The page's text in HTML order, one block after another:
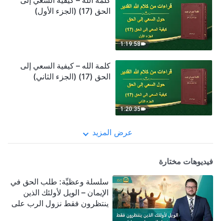
1:19:58
الحق (17) (الجزء الأول)
1:20:35
كلمة الله – كيفية السعي إلى
الحق (17) (الجزء الثاني)
عرض المزيد
فيديوهات مختارة
سلسلة وعظيِّة: طلب الحق في
الإيمان – الويل لأولئك الذين
ينتظرون فقط نزول الرب على